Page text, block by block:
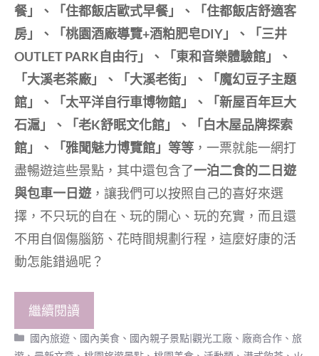
餐」、「住都飯店歐式早餐」、「住都飯店舒適客
房」、「桃園酒廠導覽+酒粕肥皂DIY」、「三井
OUTLET PARK自由行」、「東和音樂體驗館」、
「大溪老茶廠」、「大溪老街」、「魔幻豆子主題
館」、「太平洋自行車博物館」、「新屋百年巨大
石滬」、「老K舒眠文化館」、「白木屋品牌探索
館」、「雅聞魅力博覽館」等等 ，一票就能一網打
盡暢遊這些景點，其中還包含了一泊二食的二日遊
與包車一日遊 ，讓我們可以按照自己的喜好來選
擇，不只玩的自在、玩的開心、玩的充實，而且還
不用自個傷腦筋、花時間規劃行程，這麼好康的活
動怎能錯過呢？
繼續閱讀
分
類
國內旅遊 、 國內美食 、 國內親子景點|觀光工廠 、 廠商合作 、旅